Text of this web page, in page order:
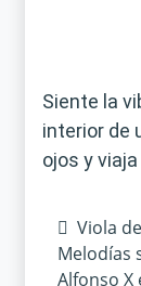
Siente la
interior de
ojos y
Viola
Melodías
Alfonso X